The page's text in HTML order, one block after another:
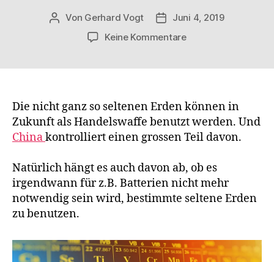
Beitragsautor
Von Gerhard Vogt Veröffentlichungsdatum
Juni 4, 2019
Keine Kommentarezu
Die nicht ganz so seltenen Erden können in
Zukunft als Handelswaffe benutzt werden. Und
Chinakontrolliert einen grossen Teil davon.
Natürlich hängt es auch davon ab, ob es
irgendwann für z.B. Batterien nicht mehr
notwendig sein wird, bestimmte seltene Erden
zu benutzen.